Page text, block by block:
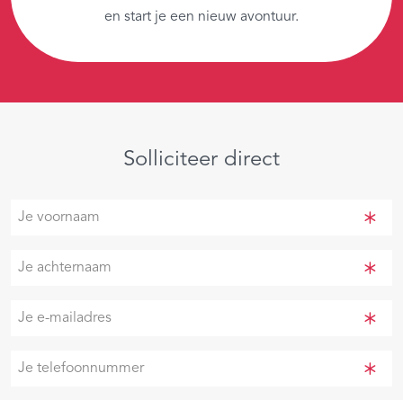
en start je een nieuw avontuur.
Solliciteer direct
Je
Je
Je
(Vereist)
Je